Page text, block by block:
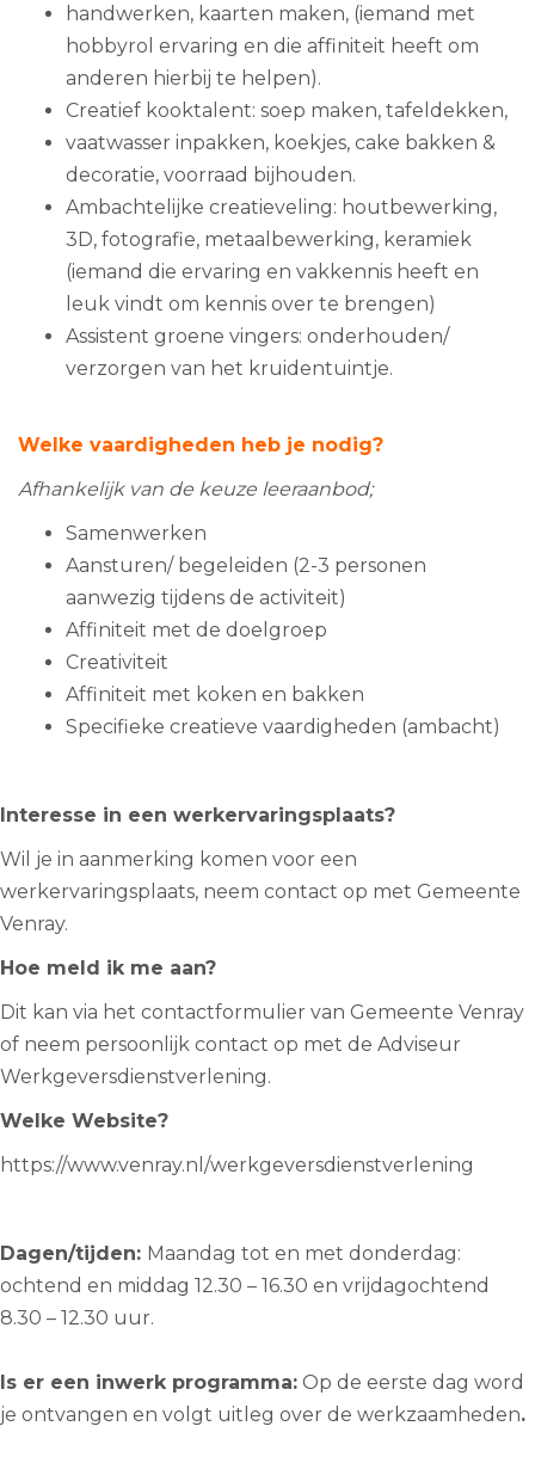
handwerken, kaarten maken, (iemand met
hobbyrol ervaring en die affiniteit heeft om
anderen hierbij te helpen).
Creatief kooktalent: soep maken, tafeldekken,
vaatwasser inpakken, koekjes, cake bakken &
decoratie, voorraad bijhouden.
Ambachtelijke creatieveling: houtbewerking,
3D, fotografie, metaalbewerking, keramiek
(iemand die ervaring en vakkennis heeft en
leuk vindt om kennis over te brengen)
Assistent groene vingers: onderhouden/
verzorgen van het kruidentuintje.
Welke vaardigheden heb je nodig?
Afhankelijk van de keuze leeraanbod;
Samenwerken
Aansturen/ begeleiden (2-3 personen
aanwezig tijdens de activiteit)
Affiniteit met de doelgroep
Creativiteit
Affiniteit met koken en bakken
Specifieke creatieve vaardigheden (ambacht)
Interesse in een werkervaringsplaats?
Wil je in aanmerking komen voor een
werkervaringsplaats, neem contact op met Gemeente
Venray.
Hoe meld ik me aan?
Dit kan via het contactformulier van Gemeente Venray
of neem persoonlijk contact op met de Adviseur
Werkgeversdienstverlening.
Welke Website?
https://www.venray.nl/werkgeversdienstverlening
Dagen/tijden: Maandag tot en met donderdag:
ochtend en middag 12.30 – 16.30 en vrijdagochtend
8.30 – 12.30 uur.
Is er een inwerk programma: Op de eerste dag word
je ontvangen en volgt uitleg over de werkzaamheden.